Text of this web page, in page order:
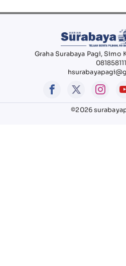
Graha Surabaya Pagi, Simo
©2026